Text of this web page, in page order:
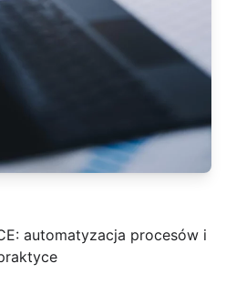
automatyzacja procesów i